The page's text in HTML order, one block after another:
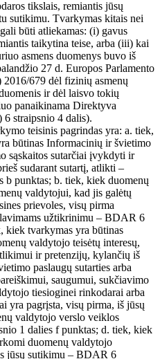
tikslais, remiantis jūsų
sutikimu. Tvarkymas kitais nei
būti atliekamas: (i) gavus
taikytina teise, arba (iii) kai
asmens duomenys buvo iš
27 d. Europos Parlamento
679 dėl fizinių asmenų
ir dėl laisvo tokių
panaikinama Direktyva
straipsnio 4 dalis).
teisinis pagrindas yra: a. tiek,
būtinas Informacinių ir švietimo
sąskaitos sutarčiai įvykdyti ir
sudarant sutartį, atlikti –
b punktas; b. tiek, kiek duomenų
valdytojui, kad jis galėtų
prievoles, visų pirma
užtikrinimu – BDAR 6
kiek tvarkymas yra būtinas
valdytojo teisėtų interesų,
ir pretenzijų, kylančių iš
paslaugų sutarties arba
saugumui, sukčiavimo
tiesioginei rinkodarai arba
yra pagrįsta, visų pirma, iš jūsų
valdytojo verslo veiklos
1 dalies f punktas; d. tiek, kiek
duomenų valdytojo
jūsų sutikimu – BDAR 6